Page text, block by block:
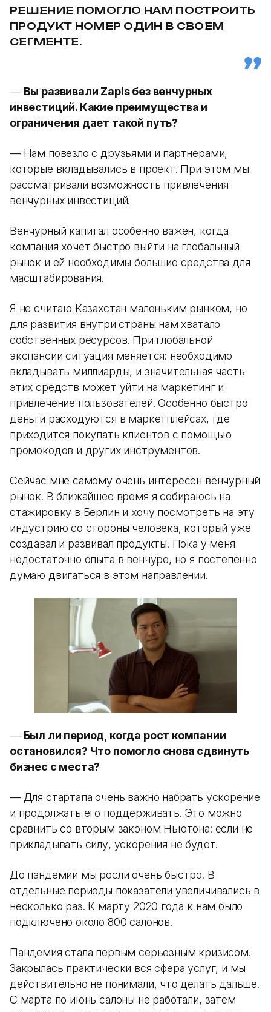
РЕШЕНИЕ ПОМОГЛО НАМ ПОСТРОИТЬ
ПРОДУКТ НОМЕР ОДИН В СВОЕМ
СЕГМЕНТЕ.
— Вы развивали Zapis без венчурных
инвестиций. Какие преимущества и
ограничения дает такой путь?
— Нам повезло с друзьями и партнерами,
которые вкладывались в проект. При этом мы
рассматривали возможность привлечения
венчурных инвестиций.
Венчурный капитал особенно важен, когда
компания хочет быстро выйти на глобальный
рынок и ей необходимы большие средства для
масштабирования.
Я не считаю Казахстан маленьким рынком, но
для развития внутри страны нам хватало
собственных ресурсов. При глобальной
экспансии ситуация меняется: необходимо
вкладывать миллиарды, и значительная часть
этих средств может уйти на маркетинг и
привлечение пользователей. Особенно быстро
деньги расходуются в маркетплейсах, где
приходится покупать клиентов с помощью
промокодов и других инструментов.
Сейчас мне самому очень интересен венчурный
рынок. В ближайшее время я собираюсь на
стажировку в Берлин и хочу посмотреть на эту
индустрию со стороны человека, который уже
создавал и развивал продукты. Пока у меня
недостаточно опыта в венчуре, но я постепенно
думаю двигаться в этом направлении.
— Был ли период, когда рост компании
остановился? Что помогло снова сдвинуть
бизнес с места?
— Для стартапа очень важно набрать ускорение
и продолжать его поддерживать. Это можно
сравнить со вторым законом Ньютона: если не
прикладывать силу, ускорения не будет.
До пандемии мы росли очень быстро. В
отдельные периоды показатели увеличивались в
несколько раз. К марту 2020 года к нам было
подключено около 800 салонов.
Пандемия стала первым серьезным кризисом.
Закрылась практически вся сфера услуг, и мы
действительно не понимали, что делать дальше.
С марта по июнь салоны не работали, затем